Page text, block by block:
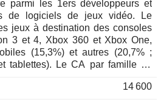
parmi les 1ers développeurs et
de logiciels de jeux vidéo. Le
jeux à destination des consoles
3 et 4, Xbox 360 et Xbox One,
(15,3%) et autres (20,7% ;
tablettes). Le CA par famille de
via Internet. Le groupe
14 600